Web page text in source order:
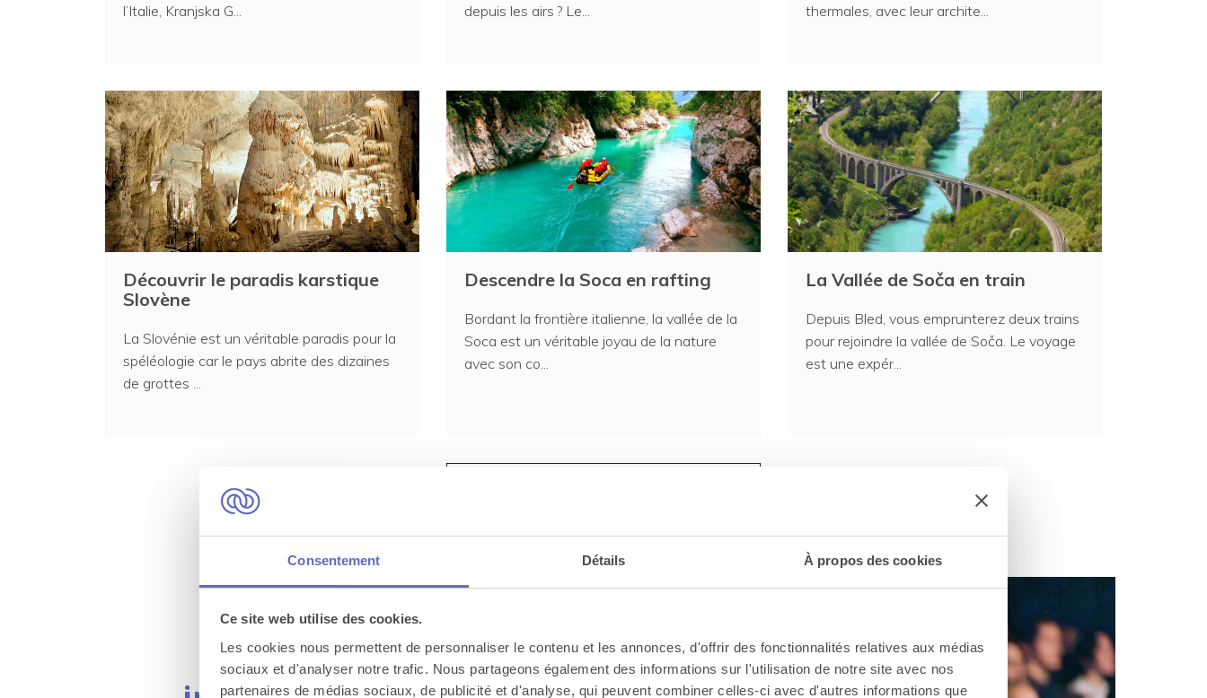
Consentement Détails À propos des cookies
Ce site web utilise des cookies.
Les cookies nous permettent de personnaliser le contenu et les annonces, d'offrir des fonctionnalités relatives aux médias
sociaux et d'analyser notre trafic. Nous partageons également des informations sur l'utilisation de notre site avec nos
partenaires de médias sociaux, de publicité et d'analyse, qui peuvent combiner celles-ci avec d'autres informations que
l’Italie, Kranjska G...
depuis les airs ? Le...
thermales, avec leur archite...
Découvrir le paradis karstique
Slovène
La Slovénie est un véritable paradis pour la
spéléologie car le pays abrite des dizaines
de grottes ...
Descendre la Soca en rafting
Bordant la frontière italienne, la vallée de la
Soca est un véritable joyau de la nature
avec son co...
La Vallée de Soča en train
Depuis Bled, vous emprunterez deux trains
pour rejoindre la vallée de Soča. Le voyage
est une expér...
Un événement
qui rassemble